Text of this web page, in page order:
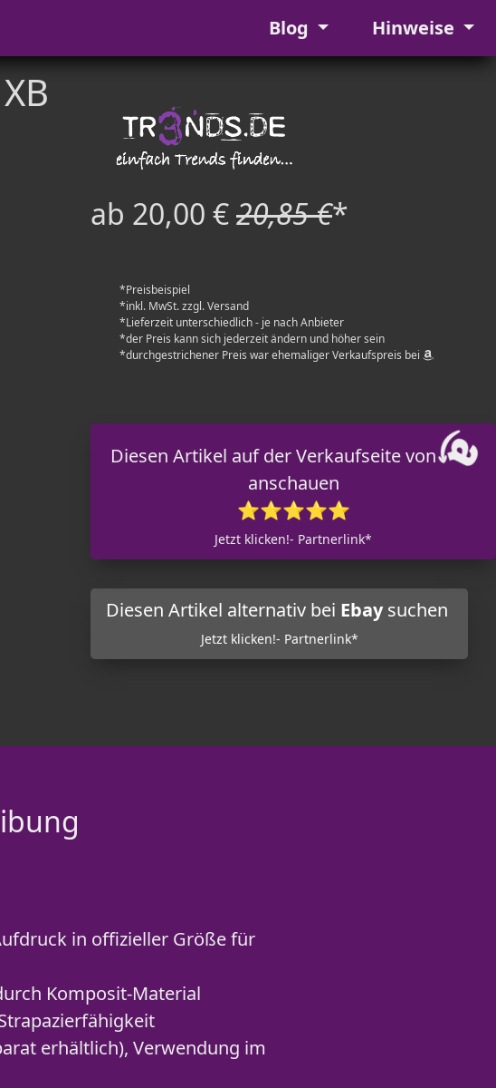
Blog Hinweise
ab 20,00 €20,85 €*
*Preisbeispiel
*inkl. MwSt. zzgl. Versand
*Lieferzeit unterschiedlich - je nach Anbieter
*der Preis kann sich jederzeit ändern und höher sein
*durchgestrichener Preis war ehemaliger Verkaufspreis bei
Diesen Artikel auf der Verkaufseite von
anschauen
⭐⭐⭐⭐⭐
Jetzt klicken!- Partnerlink*
Diesen Artikel alternativ bei Ebaysuchen
Jetzt klicken!- Partnerlink*
in offizieller Größe für
Komposit-Material
erhältlich), Verwendung im